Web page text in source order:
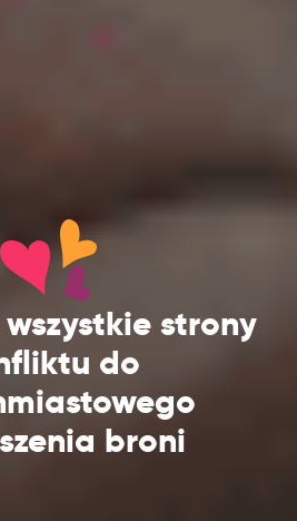
strony
do
broni